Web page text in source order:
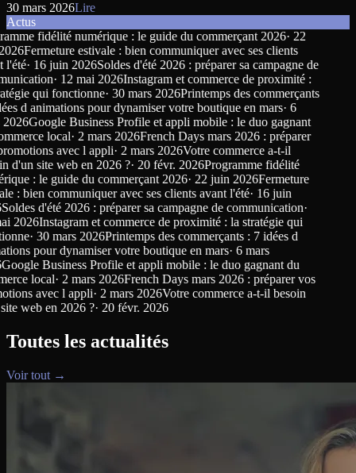
30 mars 2026Lire
Actus
fidélité numérique : le guide du commerçant 2026·22
Fermeture estivale : bien communiquer avec ses clients
·16 juin 2026Soldes d'été 2026 : préparer sa campagne de
·12 mai 2026Instagram et commerce de proximité :
qui fonctionne·30 mars 2026Printemps des commerçants
d animations pour dynamiser votre boutique en mars·6
Google Business Profile et appli mobile : le duo gagnant
local·2 mars 2026French Days mars 2026 : préparer
avec l appli·2 mars 2026Votre commerce a-t-il
site web en 2026 ?·20 févr. 2026Programme fidélité
: le guide du commerçant 2026·22 juin 2026Fermeture
: bien communiquer avec ses clients avant l'été·16 juin
d'été 2026 : préparer sa campagne de communication·
2026Instagram et commerce de proximité : la stratégie qui
·30 mars 2026Printemps des commerçants : 7 idées d
pour dynamiser votre boutique en mars·6 mars
Business Profile et appli mobile : le duo gagnant du
local·2 mars 2026French Days mars 2026 : préparer vos
avec l appli·2 mars 2026Votre commerce a-t-il besoin
web en 2026 ?·20 févr. 2026
Toutes les actualités
Voir tout →